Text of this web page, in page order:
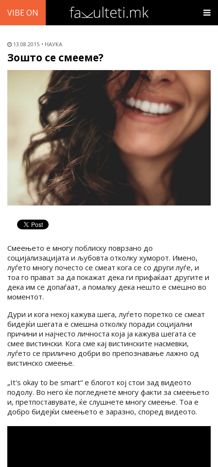
VIBE ON
13.08.2015 НАУКА
Зошто се смееме?
Смеењето е многу поблиску поврзано до
социјализацијата и љубовта отколку хуморот. Имено,
луѓето многу почесто се смеат кога се со други луѓе, и
тоа го прават за да покажат дека ги прифаќаат другите и
дека им се допаѓаат, а помалку дека нешто е смешно во
моментот.
Дури и кога некој кажува шега, луѓето поретко се смеат
бидејќи шегата е смешна отколку поради социјални
причини и најчесто личноста која ја кажува шегата се
смее вистински. Кога сме кај вистинските насмевки,
луѓето се прилично добри во препознавање лажно од
вистинско смеење.
„It's okay to be smart“ е блогот кој стои зад видеото
подолу. Во него ќе погледнете многу факти за смеењето
и, претпоставувате, ќе слушнете многу смеење. Тоа е
добро бидејќи смеењето е заразно, според видеото.